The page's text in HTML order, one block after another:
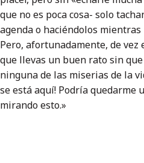
que no es poca cosa- solo
agenda o haciéndolos mientras
Pero, afortunadamente, de vez
que llevas un buen rato sin
ninguna de las miserias de la
se está aquí! Podría quedarme
mirando esto.»